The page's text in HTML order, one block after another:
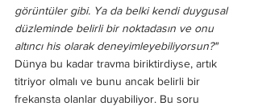
görüntüler gibi. Ya da belki kendi duygusal
düzleminde belirli bir noktadasın ve onu
altıncı his olarak deneyimleyebiliyorsun?"
Dünya bu kadar travma biriktirdiyse, artık
titriyor olmalı ve bunu ancak belirli bir
frekansta olanlar duyabiliyor. Bu soru